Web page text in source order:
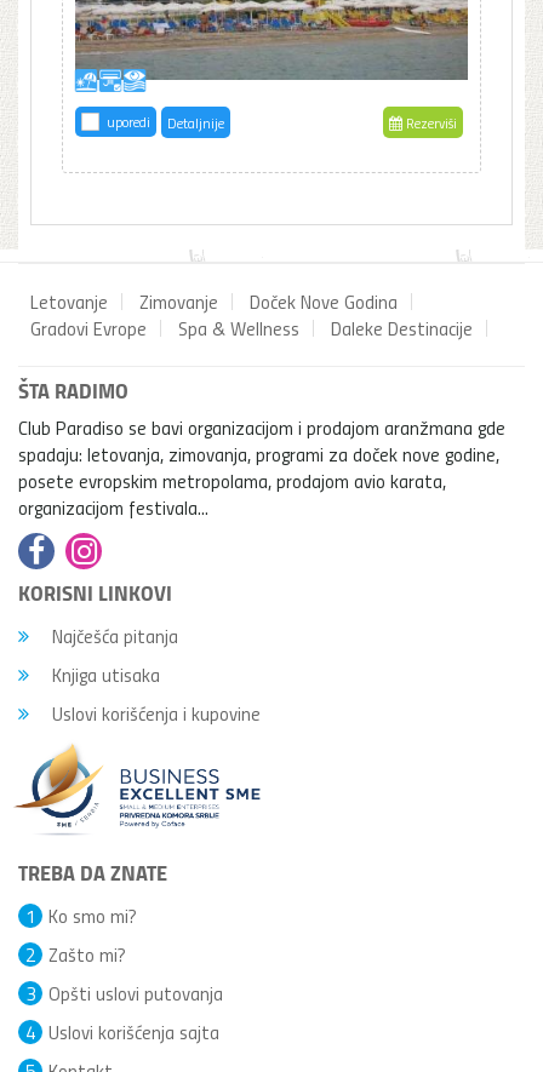
uporedi Detaljnije Rezerviši
Letovanje Zimovanje
Doček Nove Godina
Gradovi Evrope
Spa & Wellness Daleke Destinacije
ŠTA RADIMO
Club Paradiso se bavi organizacijom i prodajom aranžmana gde
spadaju: letovanja, zimovanja, programi za doček nove godine,
posete evropskim metropolama, prodajom avio karata,
organizacijom festivala...
KORISNI LINKOVI
Najčešća pitanja
Knjiga utisaka
Uslovi korišćenja i kupovine
TREBA DA ZNATE
Ko smo mi?
1
Zašto mi?
2
Opšti uslovi putovanja
3
Uslovi korišćenja sajta
4